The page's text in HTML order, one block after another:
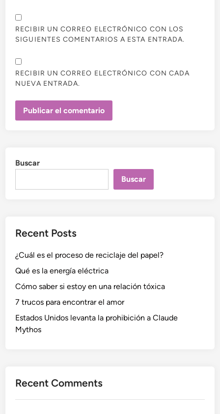
RECIBIR UN CORREO ELECTRÓNICO CON LOS
SIGUIENTES COMENTARIOS A ESTA ENTRADA.
RECIBIR UN CORREO ELECTRÓNICO CON CADA
NUEVA ENTRADA.
Buscar
Buscar
Recent Posts
¿Cuál es el proceso de reciclaje del papel?
Qué es la energía eléctrica
Cómo saber si estoy en una relación tóxica
7 trucos para encontrar el amor
Estados Unidos levanta la prohibición a Claude
Mythos
Recent Comments